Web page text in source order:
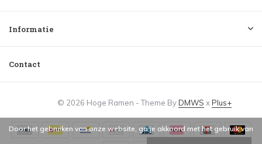
Informatie
Contact
© 2026 Hoge Ramen - Theme ByDMWS xPlus+
Door het gebruiken van onze website, ga je akkoord met het gebruik van